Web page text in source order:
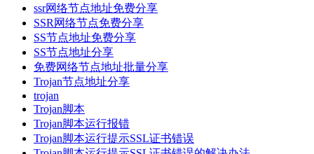
ssr网络节点地址免费分享
SSR网络节点免费分享
SS节点地址免费分享
SS节点地址分享
免费网络节点地址批量分享
Trojan节点地址分享
trojan
Trojan脚本
Trojan脚本运行报错
Trojan脚本运行提示SSL证书错误